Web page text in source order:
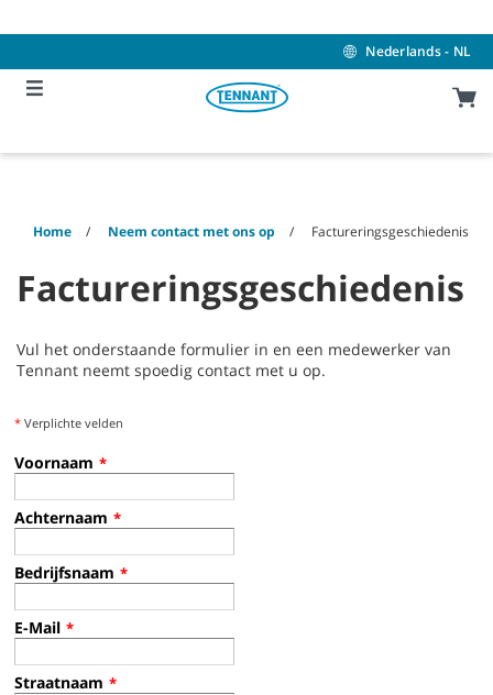
to
to
menu
Nederlands - NL
Home Neem contact met ons op Factureringsgeschiedenis
Factureringsgeschiedenis
Vul het onderstaande formulier in en een medewerker van
Tennant neemt spoedig contact met u op.
* Verplichte velden
Voornaam *
Achternaam *
Bedrijfsnaam *
E-Mail *
Straatnaam *